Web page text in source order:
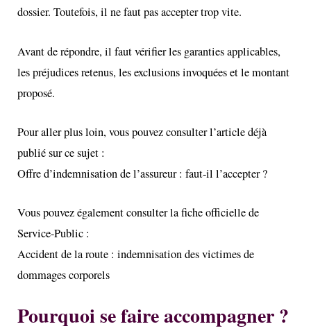
dossier. Toutefois, il ne faut pas accepter trop vite.
Avant de répondre, il faut vérifier les garanties applicables,
les préjudices retenus, les exclusions invoquées et le montant
proposé.
Pour aller plus loin, vous pouvez consulter l’article déjà
publié sur ce sujet :
Offre d’indemnisation de l’assureur : faut-il l’accepter ?
Vous pouvez également consulter la fiche officielle de
Service-Public :
Accident de la route : indemnisation des victimes de
dommages corporels
Pourquoi se faire accompagner ?